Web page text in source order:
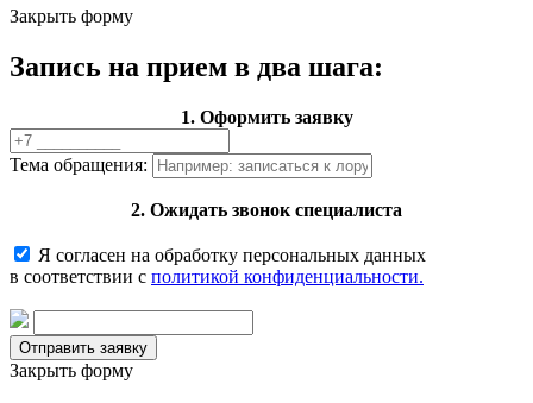
Закрыть форму
Запись на прием в два шага:
1. Оформить заявку
Тема обращения:
2. Ожидать звонок специалиста
Я согласен на обработку персональных данных
в соответствии с политикой конфиденциальности.
Закрыть форму